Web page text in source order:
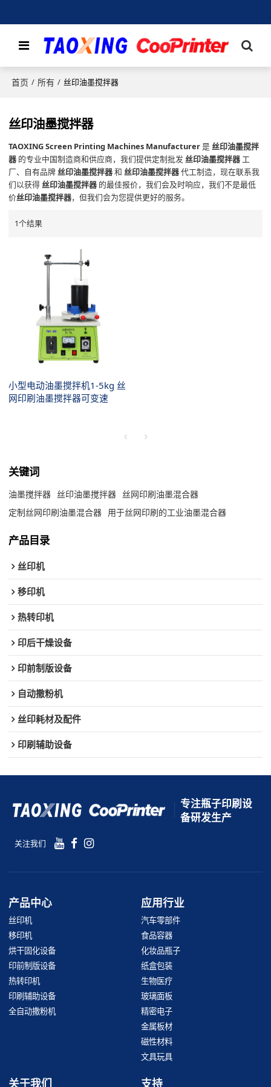
首页 / 所有 / 丝印油墨搅拌器
丝印油墨搅拌器
TAOXING Screen Printing Machines Manufacturer是丝印油墨搅拌
器 的专业中国制造商和供应商，我们提供定制批发丝印油墨搅拌器 工
厂、自有品牌丝印油墨搅拌器和丝印油墨搅拌器代工制造，现在联系我
们以获得丝印油墨搅拌器 的最佳报价，我们会及时响应，我们不是最低
价丝印油墨搅拌器，但我们会为您提供更好的服务。
1个结果
小型电动油墨搅拌机1-5kg 丝
网印刷油墨搅拌器可变速
关键词
油墨搅拌器 丝印油墨搅拌器 丝网印刷油墨混合器
定制丝网印刷油墨混合器 用于丝网印刷的工业油墨混合器
产品目录
丝印机
移印机
热转印机
印后干燥设备
印前制版设备
自动撒粉机
丝印耗材及配件
印刷辅助设备
专注瓶子印刷设
备研发生产
关注我们
产品中心
丝印机
移印机
烘干固化设备
印前制版设备
热转印机
印刷辅助设备
全自动撒粉机
应用行业
汽车零部件
食品容器
化妆品瓶子
纸盒包装
生物医疗
玻璃面板
精密电子
金属板材
磁性材料
文具玩具
关于我们 支持